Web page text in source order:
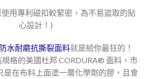
用專利磁扣較緊密，為不易盜取的貼
心設計！)
水耐磨抗撕裂面料就是給你最狂的！
格的美國杜邦 CORDURA® 面料，市
是在布料上面塗一層化學劑的膠，且會